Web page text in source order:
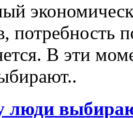
потребность
В эти
люди